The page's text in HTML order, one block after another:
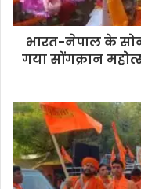
भारत-नेपाल के
गया सोंगक्रान